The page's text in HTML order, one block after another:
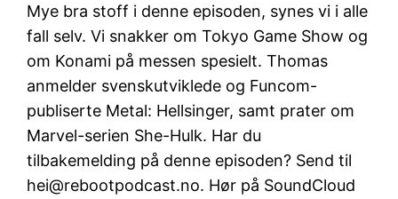
Mye bra stoff i denne episoden, synes vi i alle
fall selv. Vi snakker om Tokyo Game Show og
om Konami på messen spesielt. Thomas
anmelder svenskutviklede og Funcom-
publiserte Metal: Hellsinger, samt prater om
Marvel-serien She-Hulk. Har du
tilbakemelding på denne episoden? Send til
hei@rebootpodcast.no. Hør på SoundCloud